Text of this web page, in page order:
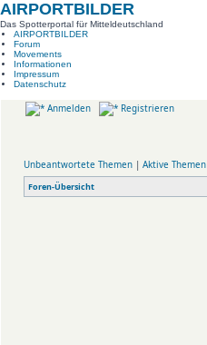
AIRPORTBILDER
Das Spotterportal für Mitteldeutschland
AIRPORTBILDER
Forum
Movements
Informationen
Impressum
Datenschutz
Anmelden Registrieren
Unbeantwortete Themen | Aktive Themen
Foren-Übersicht